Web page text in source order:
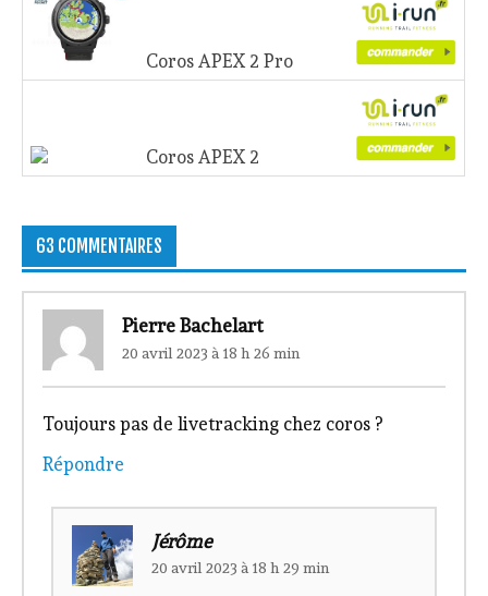
Coros APEX 2 Pro
Coros APEX 2
63 COMMENTAIRES
Pierre Bachelart
20 avril 2023 à 18 h 26 min
Toujours pas de livetracking chez coros ?
Répondre
Jérôme
20 avril 2023 à 18 h 29 min